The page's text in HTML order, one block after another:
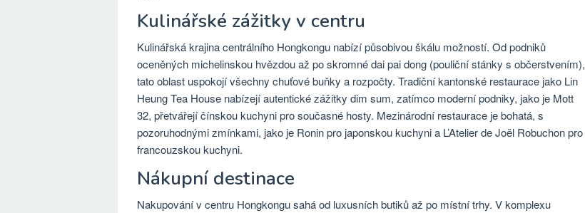
Kulinářské zážitky v centru
Kulinářská krajina centrálního Hongkongu nabízí působivou škálu možností. Od podniků
oceněných michelinskou hvězdou až po skromné ​​dai pai dong (pouliční stánky s občerstvením),
tato oblast uspokojí všechny chuťové buňky a rozpočty. Tradiční kantonské restaurace jako Lin
Heung Tea House nabízejí autentické zážitky dim sum, zatímco moderní podniky, jako je Mott
32, přetvářejí čínskou kuchyni pro současné hosty. Mezinárodní restaurace je bohatá, s
pozoruhodnými zmínkami, jako je Ronin pro japonskou kuchyni a L’Atelier de Joël Robuchon pro
francouzskou kuchyni.
Nákupní destinace
Nakupování v centru Hongkongu sahá od luxusních butiků až po místní trhy. V komplexu